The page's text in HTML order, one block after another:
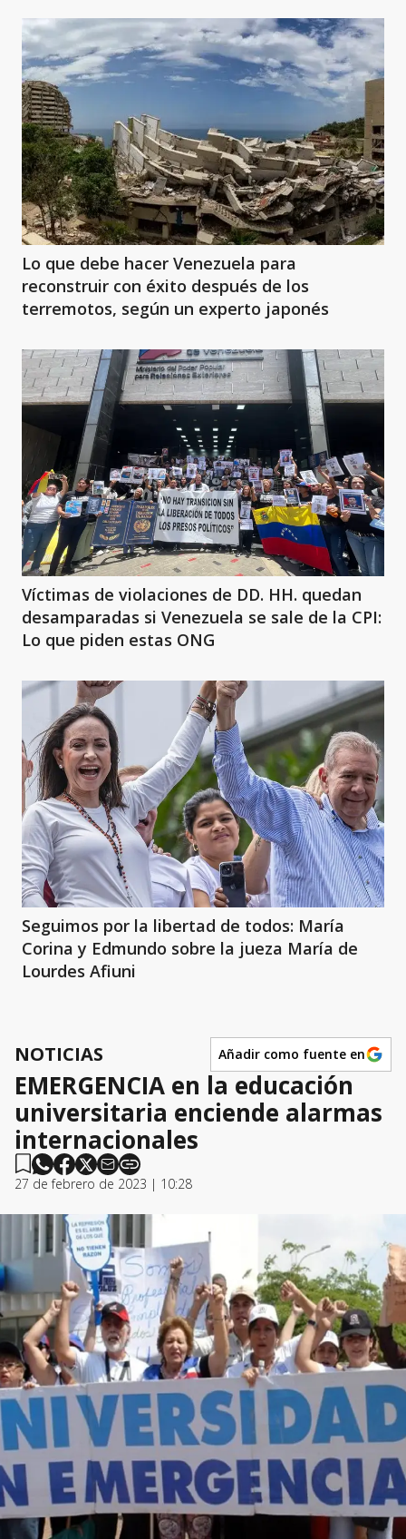
Lo que debe hacer Venezuela para
reconstruir con éxito después de los
terremotos, según un experto japonés
Víctimas de violaciones de DD. HH. quedan
desamparadas si Venezuela se sale de la CPI:
Lo que piden estas ONG
Seguimos por la libertad de todos: María
Corina y Edmundo sobre la jueza María de
Lourdes Afiuni
NOTICIAS Añadir como fuente en
EMERGENCIA en la educación
universitaria enciende alarmas
internacionales
27 de febrero de 2023 | 10:28